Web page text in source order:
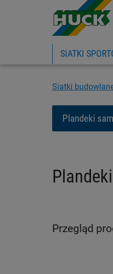
SIATKI
Siatki
Plandeki
Przegląd